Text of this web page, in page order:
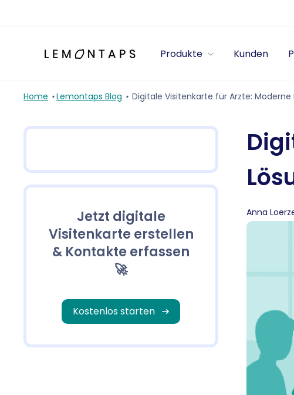
Produkte Kunden
Home Lemontaps Blog Digitale Visitenkarte für Arzte:
Jetzt digitale
Visitenkarte erstellen
& Kontakte erfassen
🚀
Kostenlos starten
Anna